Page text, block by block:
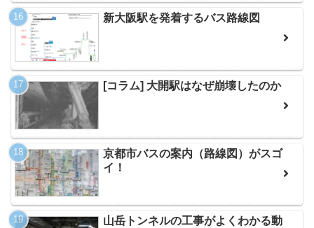
新大阪駅を発着するバス路線図
[コラム] 大開駅はなぜ崩壊したのか
京都市バスの案内（路線図）がスゴ
イ！
山岳トンネルの工事がよくわかる動